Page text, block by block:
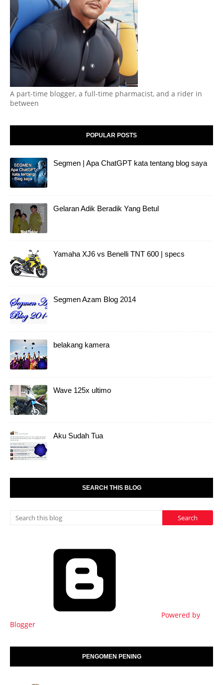
A part-time blogger, a full-time pharmacist, and a rider in
between
POPULAR POSTS
Segmen | Apa ChatGPT kata tentang blog saya
Gelaran Adik Beradik Yang Betul
Yamaha XJ6 vs Benelli TNT 600 | specs
Segmen Azam Blog 2014
belakang kamera
Wave 125x ultimo
Aku Sudah Tua
SEARCH THIS BLOG
Powered by
Blogger
PENGOMEN PENING